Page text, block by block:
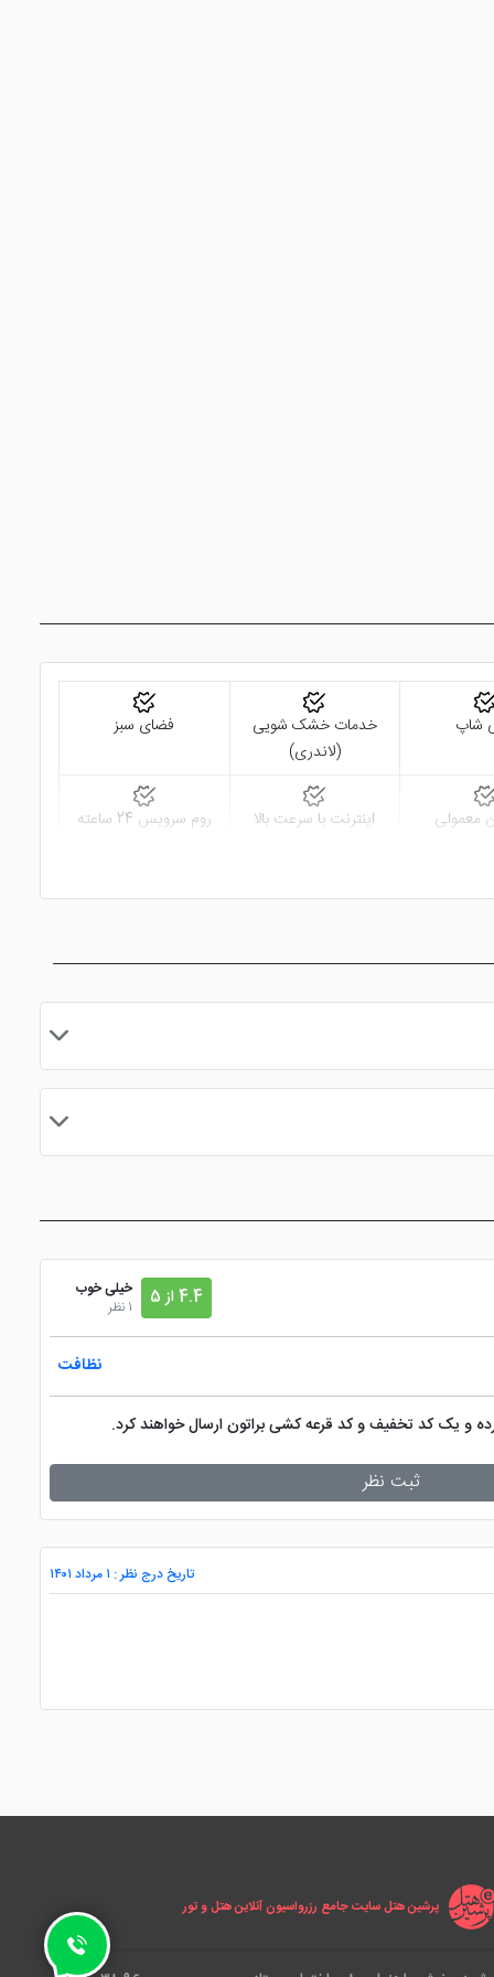
شاپ
خدمات خشک شویی
(لاندری)
فضای سبز
معمولی اینترنت با سرعت بالا روم سرویس 24 ساعته
4.4 از 5
خیلی خوب
1 نظر
نظافت
و یک کد تخفیف و کد قرعه کشی براتون ارسال خواهند کرد.
ثبت نظر
تاریخ درج نظر : ۱ مرداد ۱۴۰۱
پرشین هتل سایت جامع رزرواسیون آنلاین هتل و تور